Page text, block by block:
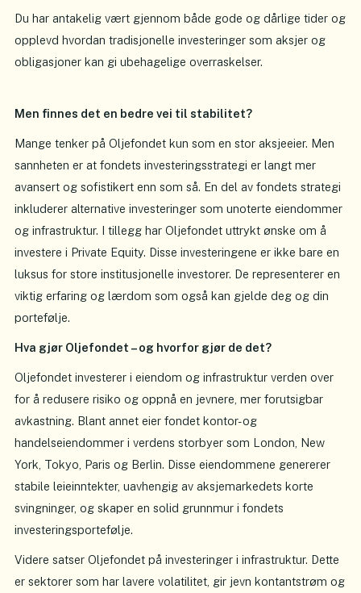
Du har antakelig vært gjennom både gode og dårlige tider og
opplevd hvordan tradisjonelle investeringer som aksjer og
obligasjoner kan gi ubehagelige overraskelser.
Men finnes det en bedre vei til stabilitet?
Mange tenker på Oljefondet kun som en stor aksjeeier. Men
sannheten er at fondets investeringsstrategi er langt mer
avansert og sofistikert enn som så. En del av fondets strategi
inkluderer alternative investeringer som unoterte eiendommer
og infrastruktur. I tillegg har Oljefondet uttrykt ønske om å
investere i Private Equity. Disse investeringene er ikke bare en
luksus for store institusjonelle investorer. De representerer en
viktig erfaring og lærdom som også kan gjelde deg og din
portefølje.
Hva gjør Oljefondet – og hvorfor gjør de det?
Oljefondet investerer i eiendom og infrastruktur verden over
for å redusere risiko og oppnå en jevnere, mer forutsigbar
avkastning. Blant annet eier fondet kontor- og
handelseiendommer i verdens storbyer som London, New
York, Tokyo, Paris og Berlin. Disse eiendommene genererer
stabile leieinntekter, uavhengig av aksjemarkedets korte
svingninger, og skaper en solid grunnmur i fondets
investeringsportefølje.
Videre satser Oljefondet på investeringer i infrastruktur. Dette
er sektorer som har lavere volatilitet, gir jevn kontantstrøm og